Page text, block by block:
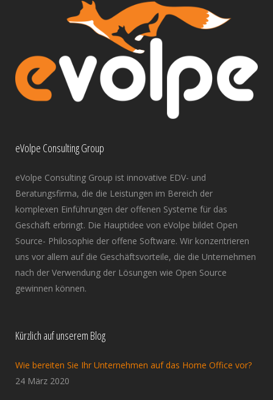
eVolpe Consulting Group
eVolpe Consulting Group ist innovative EDV- und
Beratungsfirma, die die Leistungen im Bereich der
komplexen Einführungen der offenen Systeme für das
Geschäft erbringt. Die Hauptidee von eVolpe bildet Open
Source- Philosophie der offene Software. Wir konzentrieren
uns vor allem auf die Geschäftsvorteile, die die Unternehmen
nach der Verwendung der Lösungen wie Open Source
gewinnen können.
Kürzlich auf unserem Blog
Wie bereiten Sie Ihr Unternehmen auf das Home Office vor?
24 März 2020